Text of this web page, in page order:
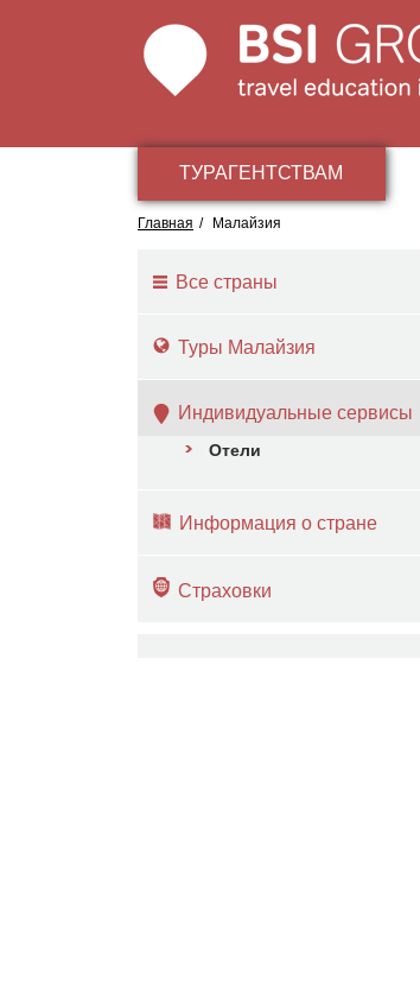
ТУРАГЕНТСТВАМ
Главная / Малайзия
Все страны
Туры Малайзия
Индивидуальные сервисы
Отели
Информация о стране
Страховки